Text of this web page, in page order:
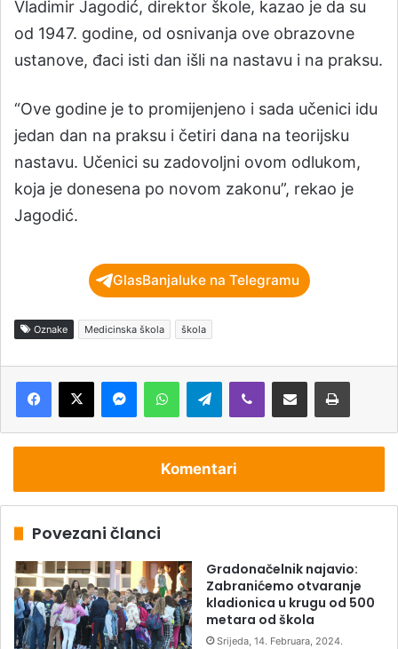
Vladimir Jagodić, direktor škole, kazao je da su
od 1947. godine, od osnivanja ove obrazovne
ustanove, đaci isti dan išli na nastavu i na praksu.
“Ove godine je to promijenjeno i sada učenici idu
jedan dan na praksu i četiri dana na teorijsku
nastavu. Učenici su zadovoljni ovom odlukom,
koja je donesena po novom zakonu”, rekao je
Jagodić.
GlasBanjaluke na Telegramu
Oznake Medicinska škola škola
Telegram
Komentari
Povezani članci
Gradonačelnik najavio:
Zabranićemo otvaranje
kladionica u krugu od 500
metara od škola
Srijeda, 14. Februara, 2024.